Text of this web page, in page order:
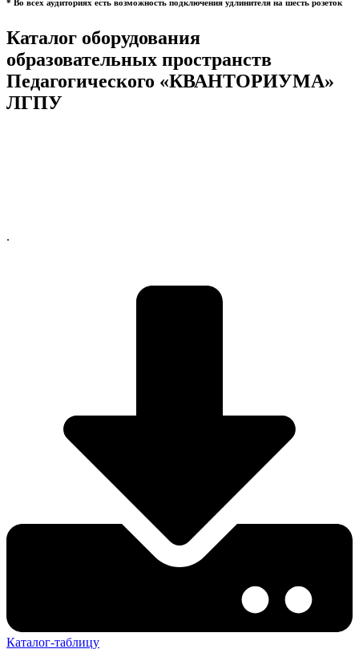
* Во всех аудиториях есть возможность подключения удлинителя на шесть розеток
Каталог оборудования
образовательных пространств
Педагогического «КВАНТОРИУМА»
ЛГПУ
.
Каталог-таблицу